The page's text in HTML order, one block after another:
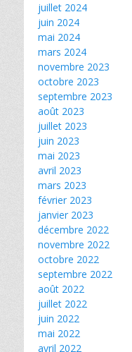
juillet 2024
juin 2024
mai 2024
mars 2024
novembre 2023
octobre 2023
septembre 2023
août 2023
juillet 2023
juin 2023
mai 2023
avril 2023
mars 2023
février 2023
janvier 2023
décembre 2022
novembre 2022
octobre 2022
septembre 2022
août 2022
juillet 2022
juin 2022
mai 2022
avril 2022